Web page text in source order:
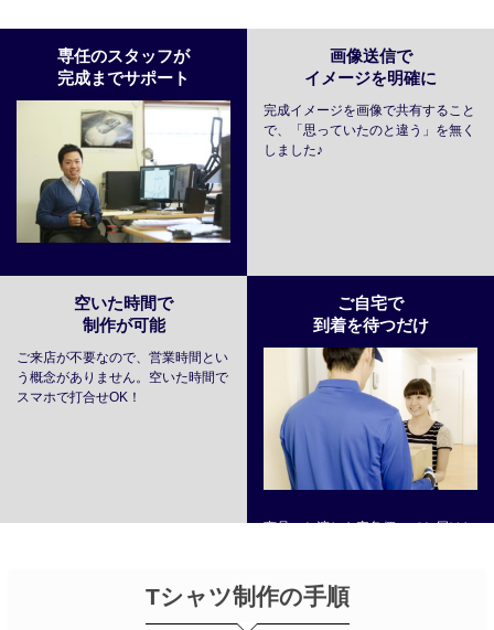
専任のスタッフが
完成までサポート
画像送信で
イメージを明確に
完成イメージを画像で共有すること
で、「思っていたのと違う」を無く
しました♪
空いた時間で
制作が可能
ご来店が不要なので、営業時間とい
う概念がありません。空いた時間で
スマホで打合せOK！
ご自宅で
到着を待つだけ
商品のお渡しも宅急便にてお届けし
Tシャツ制作の手順